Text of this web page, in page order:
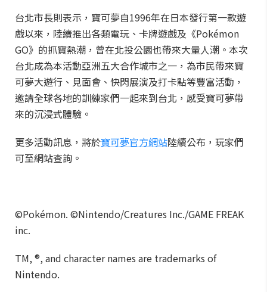
台北市長則表示，寶可夢自1996年在日本發行第一款遊
戲以來，陸續推出各類電玩、卡牌遊戲及《Pokémon
GO》的抓寶熱潮，曾在北投公園也帶來大量人潮。本次
台北成為本活動亞洲五大合作城市之一，為市民帶來寶
可夢大遊行、見面會、快閃展演及打卡點等豐富活動，
邀請全球各地的訓練家們一起來到台北，感受寶可夢帶
來的沉浸式體驗。
更多活動訊息，將於寶可夢官方網站陸續公布，玩家們
可至網站查詢。
©Pokémon. ©Nintendo/Creatures Inc./GAME FREAK
inc.
TM, ®, and character names are trademarks of
Nintendo.